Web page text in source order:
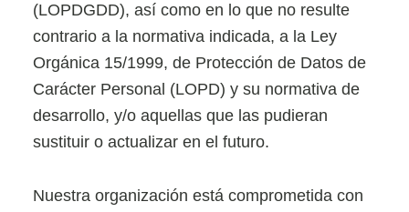
(LOPDGDD), así como en lo que no resulte
contrario a la normativa indicada, a la Ley
Orgánica 15/1999, de Protección de Datos de
Carácter Personal (LOPD) y su normativa de
desarrollo, y/o aquellas que las pudieran
sustituir o actualizar en el futuro.
Nuestra organización está comprometida con